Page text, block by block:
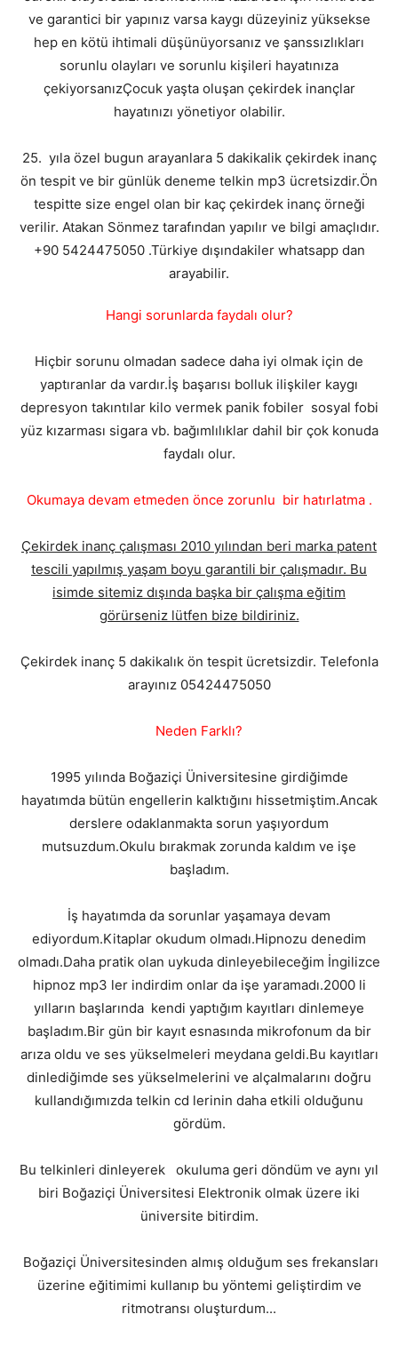
ve garantici bir yapınız varsa kaygı düzeyiniz yüksekse
hep en kötü ihtimali düşünüyorsanız ve şanssızlıkları
sorunlu olayları ve sorunlu kişileri hayatınıza
çekiyorsanızÇocuk yaşta oluşan çekirdek inançlar
hayatınızı yönetiyor olabilir.
25. yıla özel bugun arayanlara 5 dakikalik çekirdek inanç
ön tespit ve bir günlük deneme telkin mp3 ücretsizdir.Ön
tespitte size engel olan bir kaç çekirdek inanç örneği
verilir. Atakan Sönmez tarafından yapılır ve bilgi amaçlıdır.
+90 5424475050 .Türkiye dışındakiler whatsapp dan
arayabilir.
Hangi sorunlarda faydalı olur?
Hiçbir sorunu olmadan sadece daha iyi olmak için de
yaptıranlar da vardır.İş başarısı bolluk ilişkiler kaygı
depresyon takıntılar kilo vermek panik fobiler sosyal fobi
yüz kızarması sigara vb. bağımlılıklar dahil bir çok konuda
faydalı olur.
Okumaya devam etmeden önce zorunlu bir hatırlatma .
Çekirdek inanç çalışması 2010 yılından beri marka patent
tescili yapılmış yaşam boyu garantili bir çalışmadır. Bu
isimde sitemiz dışında başka bir çalışma eğitim
görürseniz lütfen bize bildiriniz.
Çekirdek inanç 5 dakikalık ön tespit ücretsizdir. Telefonla
arayınız 05424475050
Neden Farklı?
1995 yılında Boğaziçi Üniversitesine girdiğimde
hayatımda bütün engellerin kalktığını hissetmiştim.Ancak
derslere odaklanmakta sorun yaşıyordum
mutsuzdum.Okulu bırakmak zorunda kaldım ve işe
başladım.
İş hayatımda da sorunlar yaşamaya devam
ediyordum.Kitaplar okudum olmadı.Hipnozu denedim
olmadı.Daha pratik olan uykuda dinleyebileceğim İngilizce
hipnoz mp3 ler indirdim onlar da işe yaramadı.2000 li
yılların başlarında kendi yaptığım kayıtları dinlemeye
başladım.Bir gün bir kayıt esnasında mikrofonum da bir
arıza oldu ve ses yükselmeleri meydana geldi.Bu kayıtları
dinlediğimde ses yükselmelerini ve alçalmalarını doğru
kullandığımızda telkin cd lerinin daha etkili olduğunu
gördüm.
Bu telkinleri dinleyerek okuluma geri döndüm ve aynı yıl
biri Boğaziçi Üniversitesi Elektronik olmak üzere iki
üniversite bitirdim.
Boğaziçi Üniversitesinden almış olduğum ses frekansları
üzerine eğitimimi kullanıp bu yöntemi geliştirdim ve
ritmotransı oluşturdum...